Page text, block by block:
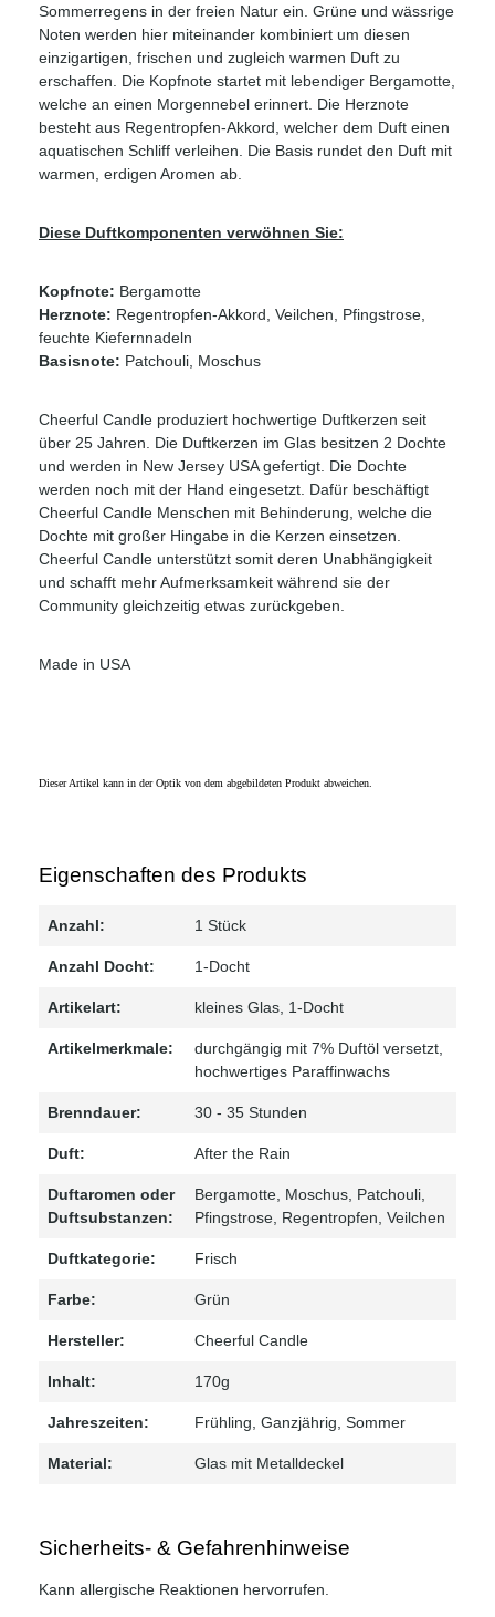
Sommerregens in der freien Natur ein. Grüne und wässrige
Noten werden hier miteinander kombiniert um diesen
einzigartigen, frischen und zugleich warmen Duft zu
erschaffen. Die Kopfnote startet mit lebendiger Bergamotte,
welche an einen Morgennebel erinnert. Die Herznote
besteht aus Regentropfen-Akkord, welcher dem Duft einen
aquatischen Schliff verleihen. Die Basis rundet den Duft mit
warmen, erdigen Aromen ab.
Diese Duftkomponenten verwöhnen Sie:
Kopfnote: Bergamotte
Herznote: Regentropfen-Akkord, Veilchen, Pfingstrose,
feuchte Kiefernnadeln
Basisnote: Patchouli, Moschus
Cheerful Candle produziert hochwertige Duftkerzen seit
über 25 Jahren. Die Duftkerzen im Glas besitzen 2 Dochte
und werden in New Jersey USA gefertigt. Die Dochte
werden noch mit der Hand eingesetzt. Dafür beschäftigt
Cheerful Candle Menschen mit Behinderung, welche die
Dochte mit großer Hingabe in die Kerzen einsetzen.
Cheerful Candle unterstützt somit deren Unabhängigkeit
und schafft mehr Aufmerksamkeit während sie der
Community gleichzeitig etwas zurückgeben.
Made in USA
Dieser Artikel kann in der Optik von dem abgebildeten Produkt abweichen.
Eigenschaften des Produkts
Anzahl: 1 Stück
Anzahl Docht: 1-Docht
Artikelart: kleines Glas, 1-Docht
Artikelmerkmale: durchgängig mit 7% Duftöl versetzt
hochwertiges Paraffinwachs
Brenndauer: 30 - 35 Stunden
Duft: After the Rain
Duftaromen oder
Duftsubstanzen:
Bergamotte , Moschus , Patchouli
Pfingstrose , Regentropfen , Veilchen
Duftkategorie: Frisch
Farbe: Grün
Hersteller: Cheerful Candle
Inhalt: 170g
Jahreszeiten: Frühling , Ganzjährig , Sommer
Material: Glas mit Metalldeckel
Sicherheits- & Gefahrenhinweise
Kann allergische Reaktionen hervorrufen.